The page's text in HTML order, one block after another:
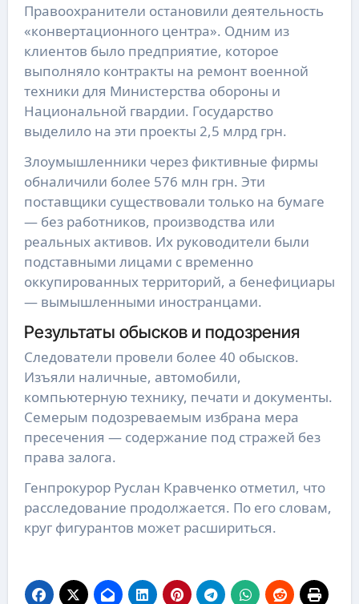
Правоохранители остановили деятельность
«конвертационного центра». Одним из
клиентов было предприятие, которое
выполняло контракты на ремонт военной
техники для Министерства обороны и
Национальной гвардии. Государство
выделило на эти проекты 2,5 млрд грн.
Злоумышленники через фиктивные фирмы
обналичили более 576 млн грн. Эти
поставщики существовали только на бумаге
— без работников, производства или
реальных активов. Их руководители были
подставными лицами с временно
оккупированных территорий, а бенефициары
— вымышленными иностранцами.
Результаты обысков и подозрения
Следователи провели более 40 обысков.
Изъяли наличные, автомобили,
компьютерную технику, печати и документы.
Семерым подозреваемым избрана мера
пресечения — содержание под стражей без
права залога.
Генпрокурор Руслан Кравченко отметил, что
расследование продолжается. По его словам,
круг фигурантов может расшириться.